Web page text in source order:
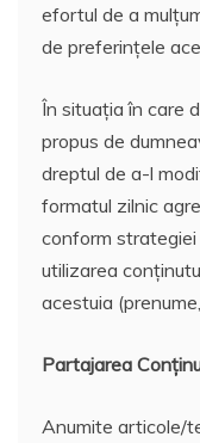
efortul de a
de preferințele
În situația în care
propus de
dreptul de a-l
formatul zilnic
conform strategiei
utilizarea
acestuia
Partajarea
Anumite articole/